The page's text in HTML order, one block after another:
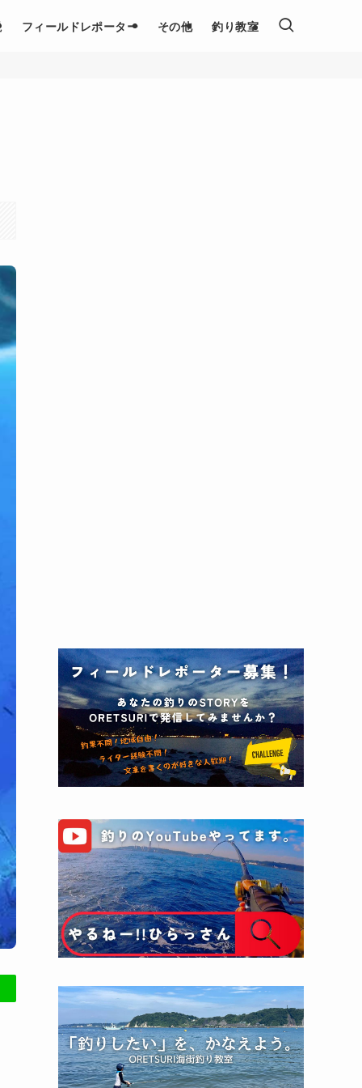
フィールドレポーター その他 釣り教室